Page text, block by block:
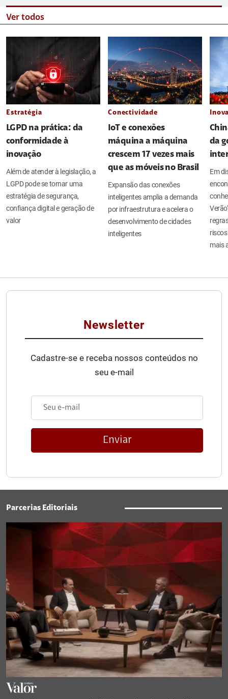
Ver todos
Estratégia
LGPD na prática: da
conformidade à
inovação
Além de atender à legislação, a
LGPD pode se tornar uma
estratégia de segurança,
confiança digital e geração de
valor
Conectividade
IoT e conexões
máquina a máquina
crescem 17 vezes mais
que as móveis no Brasil
Expansão das conexões
inteligentes amplia a demanda
por infraestrutura e acelera o
desenvolvimento de cidades
inteligentes
da
Em
mais
Newsletter
Cadastre-se e receba nossos conteúdos no
seu e-mail
Enviar
Parcerias Editoriais